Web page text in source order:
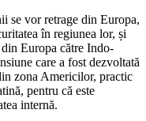
se vor retrage din Europa,
în regiunea lor, și
Europa către Indo-
care a fost dezvoltată
zona Americilor, practic
pentru că este
internă.